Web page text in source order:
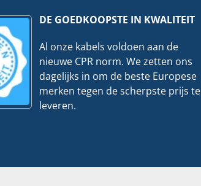
DE GOEDKOOPSTE IN KWALITEIT
Al onze kabels voldoen aan de
nieuwe CPR norm. We zetten ons
dagelijks in om de beste Europese
merken tegen de scherpste prijs te
leveren.